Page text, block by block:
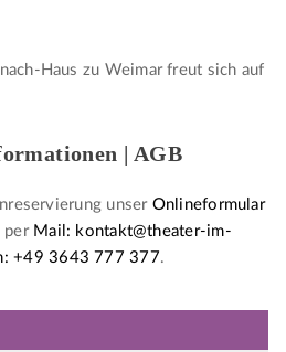
Haus zu Weimar freut sich auf
| AGB
unser Onlineformular
per Mail: kontakt@theater-im-
+49 3643 777 377.